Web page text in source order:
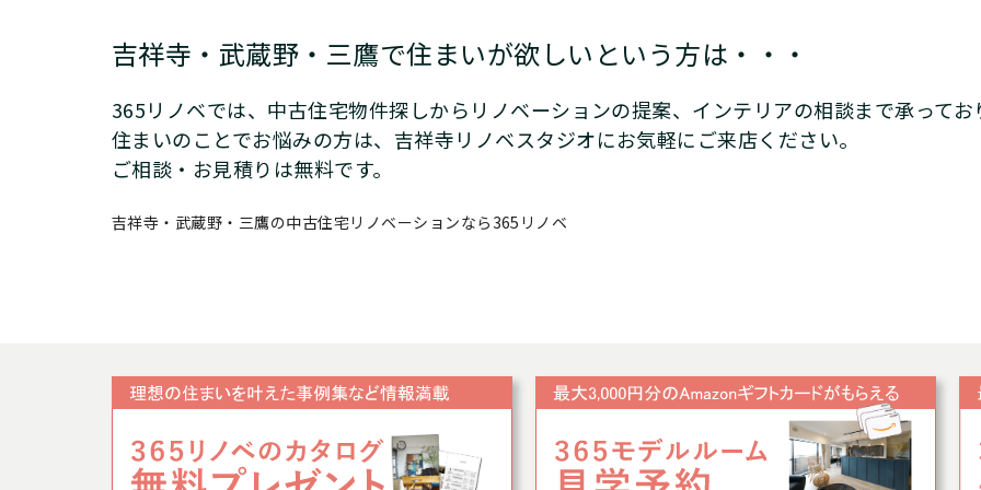
吉祥寺・武蔵野・三鷹で住まいが欲しいという方は・・・
365リノベでは、中古住宅物件探しからリノベーションの提案、インテリアの相談まで承ってお
住まいのことでお悩みの方は、吉祥寺リノベスタジオにお気軽にご来店ください。
ご相談・お見積りは無料です。
吉祥寺・武蔵野・三鷹の中古住宅リノベーションなら365リノベ